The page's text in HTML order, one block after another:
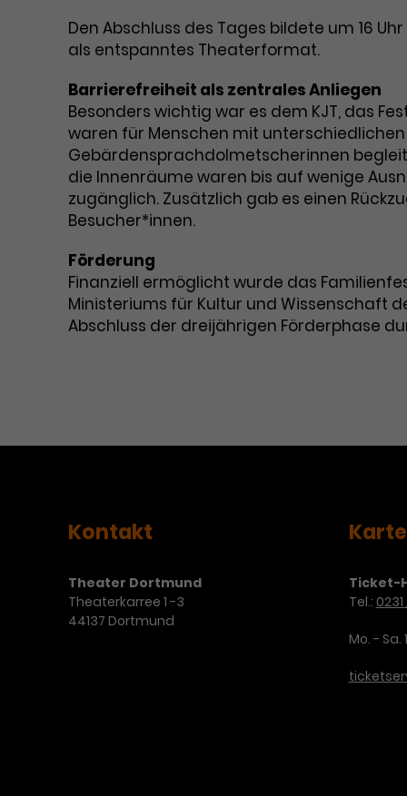
Den Abschluss des Tages bildete um 16
als entspanntes Theaterformat.
Barrierefreiheit als zentrales Anliegen
Besonders wichtig war es dem KJT, das
waren für Menschen mit
Gebärdensprachdolmetscherinnen
die Innenräume waren bis auf wenige
zugänglich. Zusätzlich gab es einen
Besucher*innen.
Förderung
Finanziell ermöglicht wurde das
Ministeriums für Kultur und Wissenschaft
Abschluss der dreijährigen Förderphase
Kontakt
Theater Dortmund
Theaterkarree 1 -3
44137 Dortmund
Ticket-
Tel.:
Mo. - Sa.